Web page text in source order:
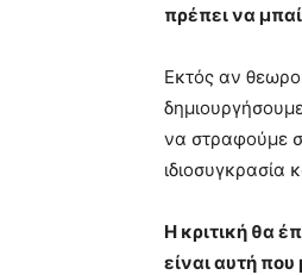
πρέπει να
Εκτός αν
να στραφούμε
ιδιοσυγκρασία
Η κριτική θα
είναι αυτή